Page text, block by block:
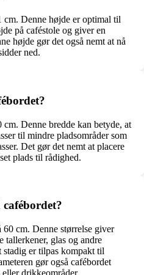
cm. Denne højde er optimal til
på caféstole og giver en
højde gør det også nemt at nå
ned.
cm. Denne bredde kan betyde, at
til mindre pladsområder som
Det gør det nemt at placere
plads til rådighed.
60 cm. Denne størrelse giver
glas og andre
stadig er tilpas kompakt til
gør også cafébordet
drikkeområder.